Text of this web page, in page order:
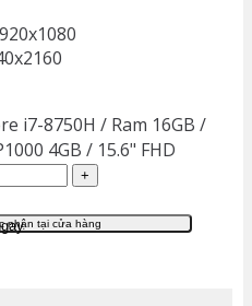
i7-8750H / Ram 16GB /
4GB / 15.6" FHD
nhận tại cửa hàng